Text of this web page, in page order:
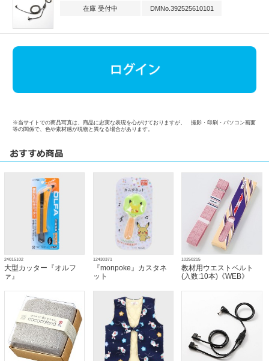
在庫 受付中 DMNo.392525610101
※当サイトでの商品写真は、商品に忠実な表現を心がけておりますが、 撮影・印刷・パソコン画面
等の関係で、色や素材感が現物と異なる場合があります。
24015102
大型カッター『オルフ
ァ』
12430371
『monpoke』カスタネ
ット
10250215
教材用ウエストベルト
(入数:10本)《WEB》